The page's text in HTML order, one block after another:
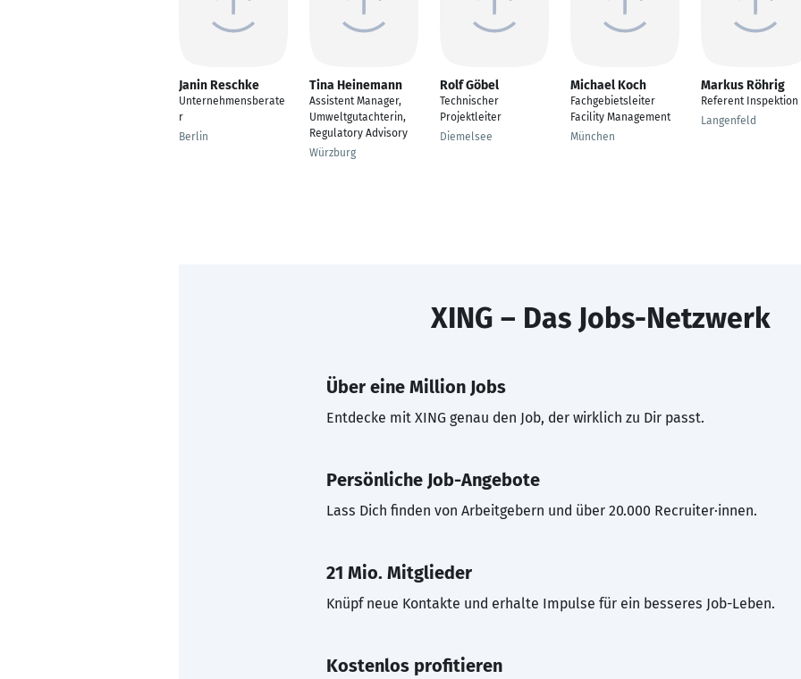
Janin Reschke
Unternehmensberate
r
Berlin
Tina Heinemann
Assistent Manager,
Umweltgutachterin,
Regulatory Advisory
Würzburg
Rolf Göbel
Technischer
Projektleiter
Diemelsee
Michael Koch
Fachgebietsleiter
Facility Management
München
Markus Röhrig
Referent Inspektion
Langenfeld
XING – Das Jobs-Netzwerk
Über eine Million Jobs
Entdecke mit XING genau den Job, der wirklich zu Dir passt.
Persönliche Job-Angebote
Lass Dich finden von Arbeitgebern und über 20.000 Recruiter·innen.
21 Mio. Mitglieder
Knüpf neue Kontakte und erhalte Impulse für ein besseres Job-Leben.
Kostenlos profitieren